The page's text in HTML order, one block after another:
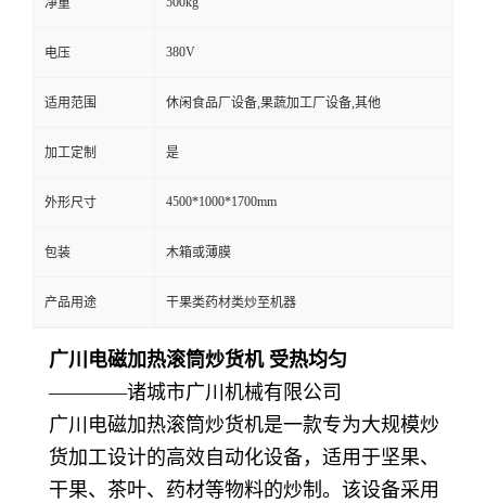
净重
电压 380V
适用范围 休闲食品厂设备,果蔬加工厂设备,其他
加工定制 是
外形尺寸 4500*1000*1700mm
包装 木箱或薄膜
产品用途 干果类药材类炒至机器
广川电磁加热滚筒炒货机 受热均匀
————诸城市广川机械有限公司
广川电磁加热滚筒炒货机是一款专为大规模炒
货加工设计的高效自动化设备，适用于坚果、
干果、茶叶、药材等物料的炒制。该设备采用